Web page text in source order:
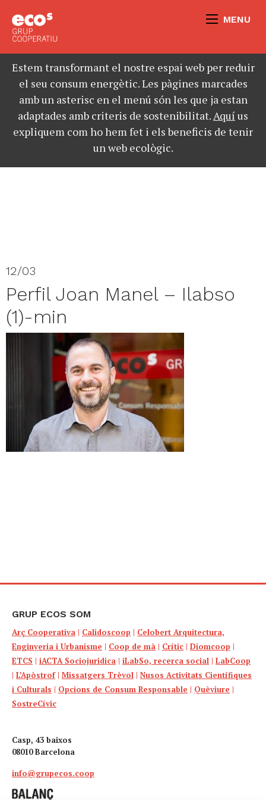
MENU
Estem transformant el nostre espai web per reduir
el seu consum energètic. Les pàgines marcades
amb un asterisc en el menú són les que ja estan
adaptades amb criteris de sostenibilitat.Aquíus
expliquem com ho hem fet i els beneficis de tenir
un web ecològic.
12/03
Perfil Joan Manel – Ilabso
(1)-min
GRUP ECOS SOM
Arç Cooperativa | Calidoscoop | Celobert Arquitectura,
Enginyeria i Urbanisme | Coop de mà | Crític | Diomcoop |
ETCS | iACTA Sociojuridica | iLabSo, recerca social | LabCoop
| L’Apòstrof| Missatgers Trèvol | Nusos Activitats Científiques
i Culturals | Opcions de Consum Responsable | Quèviure |
SostreCívic
Casp, 43 baixos
08010 Barcelona
info@grupecos.coop